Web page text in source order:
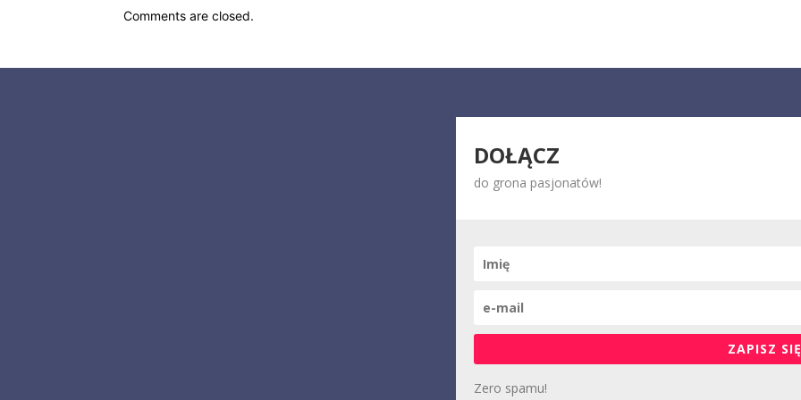
Comments are closed.
DOŁĄCZ
do grona pasjonatów!
ZAPISZ
Zero spamu!